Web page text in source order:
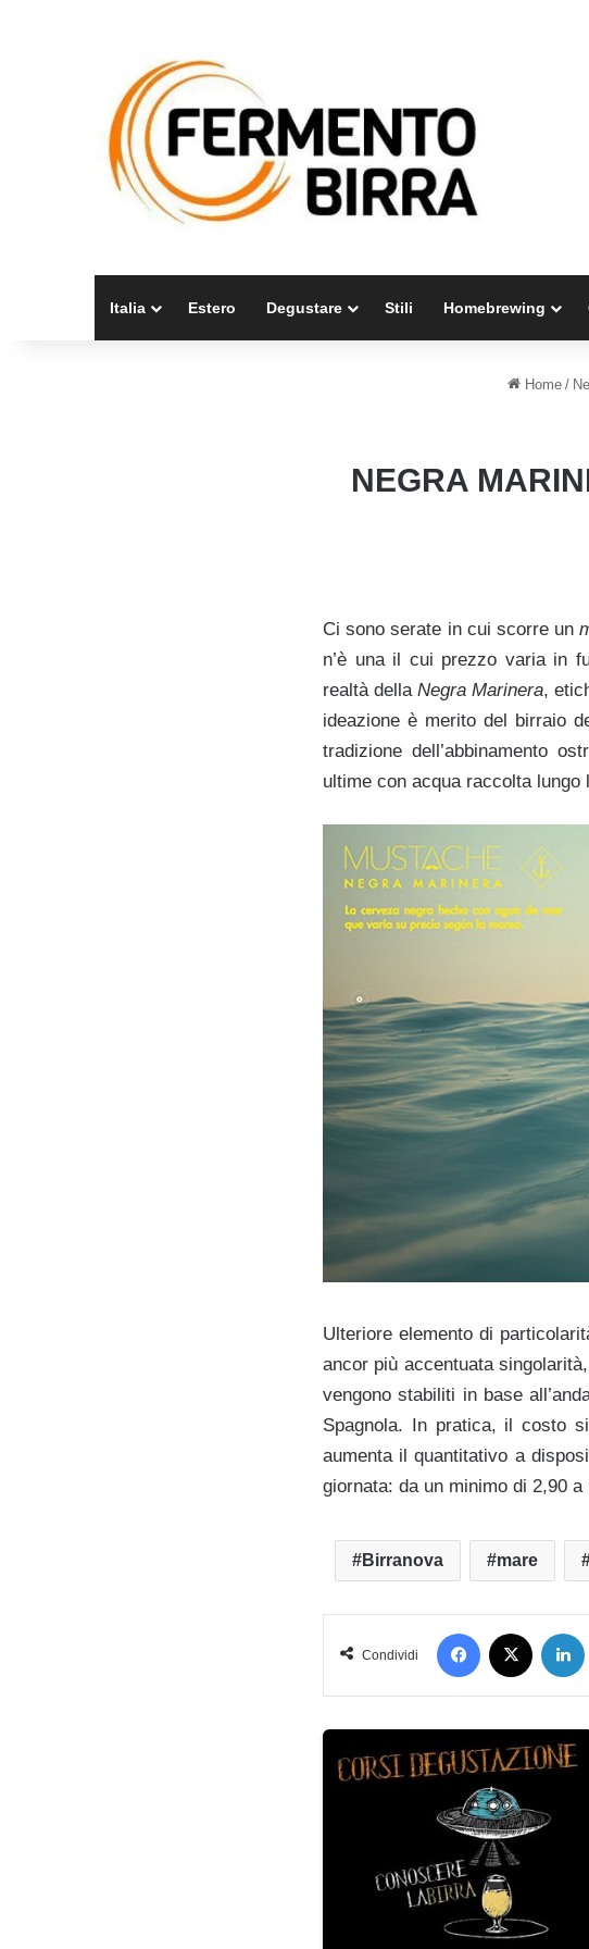
Italia Estero Degustare Stili Homebrewing
Home /
NEGRA
Ci sono serate in cui scorre un
n’è una il cui prezzo varia in
realtà della Negra Marinera,
ideazione è merito del birraio
tradizione dell’abbinamento
ultime con acqua raccolta
Ulteriore elemento di
ancor più accentuata
vengono stabiliti in base
Spagnola. In pratica, il costo
aumenta il quantitativo a
giornata: da un minimo di 2,90
Birranova mare
Condividi
Facebook